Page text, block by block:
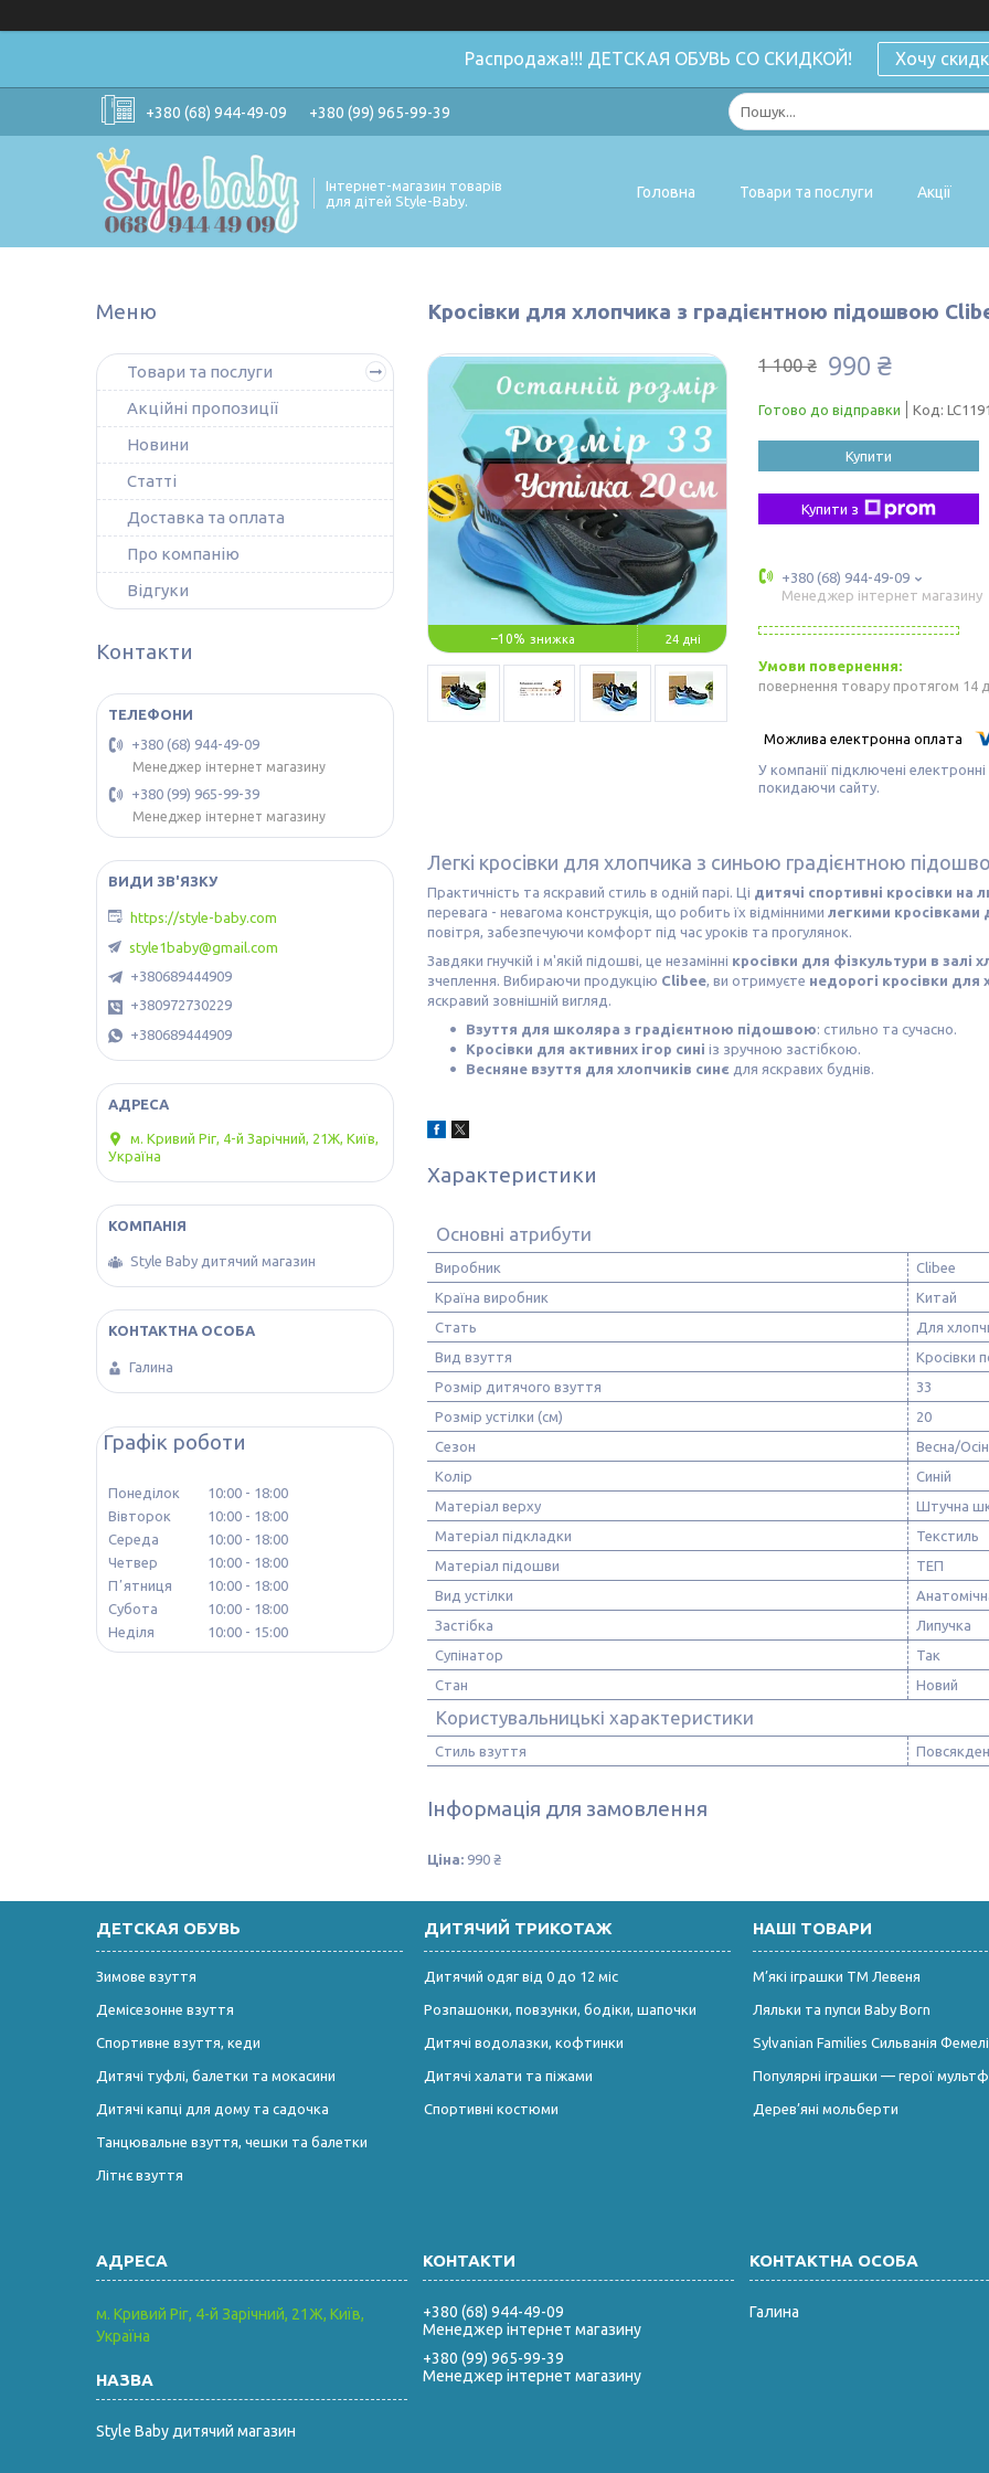
Распродажа!!! ДЕТСКАЯ ОБУВЬ СО СКИДКОЙ! Хочу
+380 (68) 944-49-09 +380 (99) 965-99-39
Інтернет-магазин товарів
для дітей Style-Baby.
Головна Товари та послуги Акції
Кросівки для хлопчика з градієнтною підошвою
–10% 24 дні
1 100 ₴ 990 ₴
Готово до відправки Код:
Купити
Купити з
+380 (68) 944-49-09
Менеджер інтернет магазину
повернення товару протягом 14
У компанії підключені
покидаючи сайту.
Легкі кросівки для хлопчика з синьою градієнтною
Практичність та яскравий стиль в одній парі. Ці дитячі спортивні кросівки на
перевага - невагома конструкція, що робить їх відмінними легкими кросівками
повітря, забезпечуючи комфорт під час уроків та прогулянок.
Завдяки гнучкій і м'якій підошві, це незамінні кросівки для фізкультури в залі
зчеплення. Вибираючи продукцію Clibee , ви отримуєте недорогі кросівки для
яскравий зовнішній вигляд.
Взуття для школяра з градієнтною підошвою: стильно та сучасно.
Кросівки для активних ігор сині із зручною застібкою.
Весняне взуття для хлопчиків синє для яскравих буднів.
Характеристики
Основні атрибути
Виробник
Clibee
Країна виробник
Китай
Стать
Для
Вид взуття
Кросівки
Розмір дитячого взуття
33
Розмір устілки (см)
20
Сезон
Весна/
Колір
Синій
Матеріал верху
Штучна
Матеріал підкладки
Текстиль
Матеріал підошви
ТЕП
Вид устілки
Застібка
Липучка
Супінатор
Так
Стан
Новий
Користувальницькі характеристики
Стиль взуття
Інформація для замовлення
Ціна: 990 ₴
Товари та послуги
Акційні пропозиції
Новини
Статті
Доставка та оплата
Про компанію
Відгуки
Контакти
+380 (68) 944-49-09
Менеджер інтернет магазину
+380 (99) 965-99-39
Менеджер інтернет магазину
https://style-baby.com
style1baby@gmail.com
+380689444909
+380972730229
+380689444909
м. Кривий Ріг, 4-й Зарічний, 21Ж, Київ,
Україна
Style Baby дитячий магазин
Галина
Графік роботи
Понеділок 10:00
18:00
Вівторок
10:00
18:00
Середа
10:00
18:00
Четвер
10:00
18:00
Пʼятниця
10:00
18:00
Субота
10:00
18:00
Неділя
10:00 15:00
ДЕТСКАЯ ОБУВЬ
Зимове взуття
Демісезонне взуття
Спортивне взуття, кеди
Дитячі туфлі, балетки та мокасини
Дитячі капці для дому та садочка
Танцювальне взуття, чешки та балетки
Літнє взуття
ДИТЯЧИЙ ТРИКОТАЖ
Дитячий одяг від 0 до 12 міс
Розпашонки, повзунки, бодіки, шапочки
Дитячі водолазки, кофтинки
Дитячі халати та піжами
Спортивні костюми
НАШІ ТОВАРИ
М’які іграшки ТМ Левеня
Ляльки та пупси Baby Born
Sylvanian Families Сильванія Фемелі
Популярні іграшки — герої
Дерев’яні мольберти
м. Кривий Ріг, 4-й Зарічний, 21Ж, Київ,
Україна
Style Baby дитячий магазин
+380 (68) 944-49-09
Менеджер інтернет магазину
+380 (99) 965-99-39
Менеджер інтернет магазину
Галина